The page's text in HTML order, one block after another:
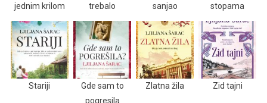
jednim krilom
trebalo
sanjao
stopama
Stariji
Gde sam to
pogresila
Zlatna žila Zid tajni